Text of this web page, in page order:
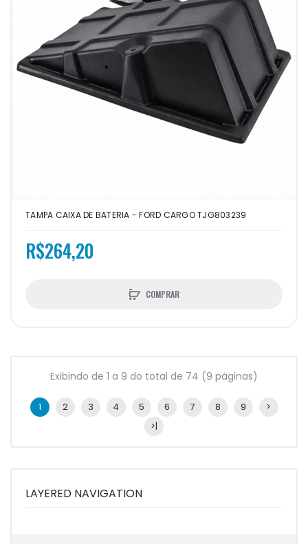
LAYERED NAVIGATION
TAMPA CAIXA DE BATERIA - FORD CARGO TJG803239
R$264,20
COMPRAR
Exibindo de 1 a 9 do total de 74 (9 páginas)
1 2 3 4 5 6 7 8 9
>
>|